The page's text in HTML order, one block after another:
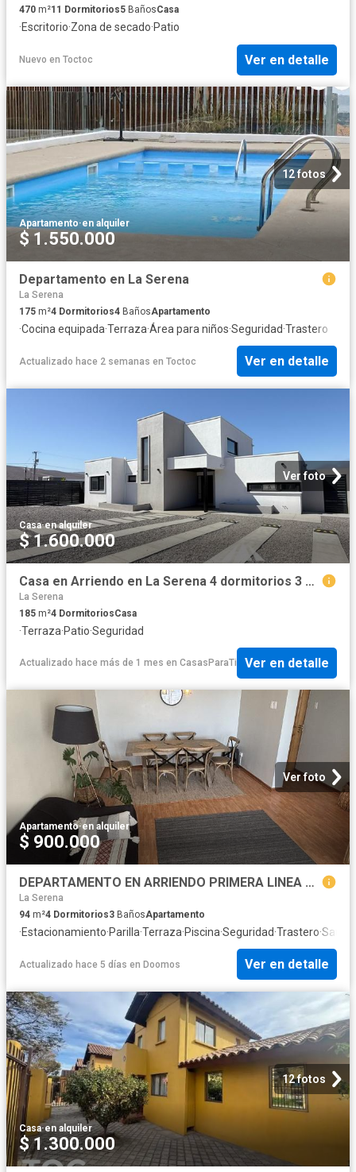
470 m²11 Dormitorios5 BañosCasa
·Escritorio·Zona de secado·Patio
Nuevo en Toctoc Ver en detalle
12 fotos
Apartamento·en alquiler
$ 1.550.000
Departamento en La Serena
La Serena
175 m²4 Dormitorios4 BañosApartamento
·Cocina equipada·Terraza·Área para niños·Seguridad·Trastero
Actualizado hace 2 semanas en Toctoc Ver en detalle
Ver foto
Casa·en alquiler
$ 1.600.000
Casa en Arriendo en La Serena 4 dormitorios 3 baños
La Serena
185 m²4 DormitoriosCasa
·Terraza·Patio·Seguridad
Actualizado hace más de 1 mes en CasasParaTi Ver en detalle
Ver foto
Apartamento·en alquiler
$ 900.000
DEPARTAMENTO EN ARRIENDO PRIMERA LINEA LA SERENA
La Serena
94 m²4 Dormitorios3 BañosApartamento
·Estacionamiento·Parilla·Terraza·Piscina·Seguridad·Trastero·Sauna
Actualizado hace 5 días en Doomos Ver en detalle
12 fotos
Casa·en alquiler
$ 1.300.000